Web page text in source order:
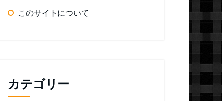
このサイトについて
カテゴリー